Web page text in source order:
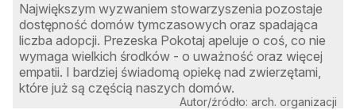
Największym wyzwaniem stowarzyszenia pozostaje
dostępność domów tymczasowych oraz spadająca
liczba adopcji. Prezeska Pokotaj apeluje o coś, co nie
wymaga wielkich środków - o uważność oraz więcej
empatii. I bardziej świadomą opiekę nad zwierzętami,
które już są częścią naszych domów.
Autor/źródło: arch. organizacji